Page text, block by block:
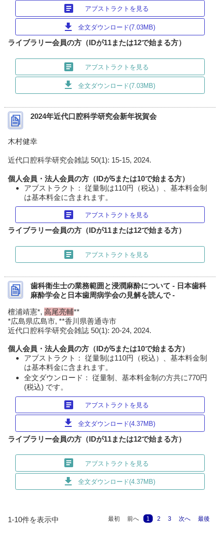
article アブストラクトを見る
download 全文ダウンロード(7.03MB)
ライブラリー会員の方（IDが11または12で始まる方）
article アブストラクトを見る
download 全文ダウンロード(7.03MB)
2024年近代口腔科学研究会新年祝賀会
木村健幸
近代口腔科学研究会雑誌 50(1): 15-15, 2024.
個人会員・法人会員の方（IDが5または10で始まる方）
アブストラクト： 従量制は110円（税込）、基本料金制
は基本料金に含まれます。
article アブストラクトを見る
ライブラリー会員の方（IDが11または12で始まる方）
article アブストラクトを見る
歯科衛生士の業務範囲と浸潤麻酔について - 日本歯科
麻酔学会と日本歯周病学会の見解を読んで -
檀浦靖憲*,高尾亮輔**
*広島県広島市, **香川県善通寺市
近代口腔科学研究会雑誌 50(1): 20-24, 2024.
個人会員・法人会員の方（IDが5または10で始まる方）
アブストラクト： 従量制は110円（税込）、基本料金制
は基本料金に含まれます。
全文ダウンロード： 従量制、基本料金制の方共に770円
(税込) です。
article アブストラクトを見る
download 全文ダウンロード(4.37MB)
ライブラリー会員の方（IDが11または12で始まる方）
article アブストラクトを見る
download 全文ダウンロード(4.37MB)
1-10件を表示中 最初 前へ 1 2 3 次へ 最後